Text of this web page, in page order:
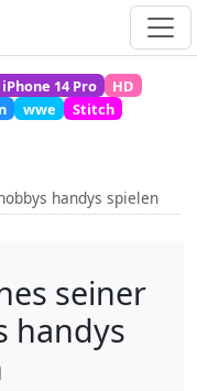
iPhone 14 Pro
HD
wwe
Stitch
handys spielen
seiner
handys